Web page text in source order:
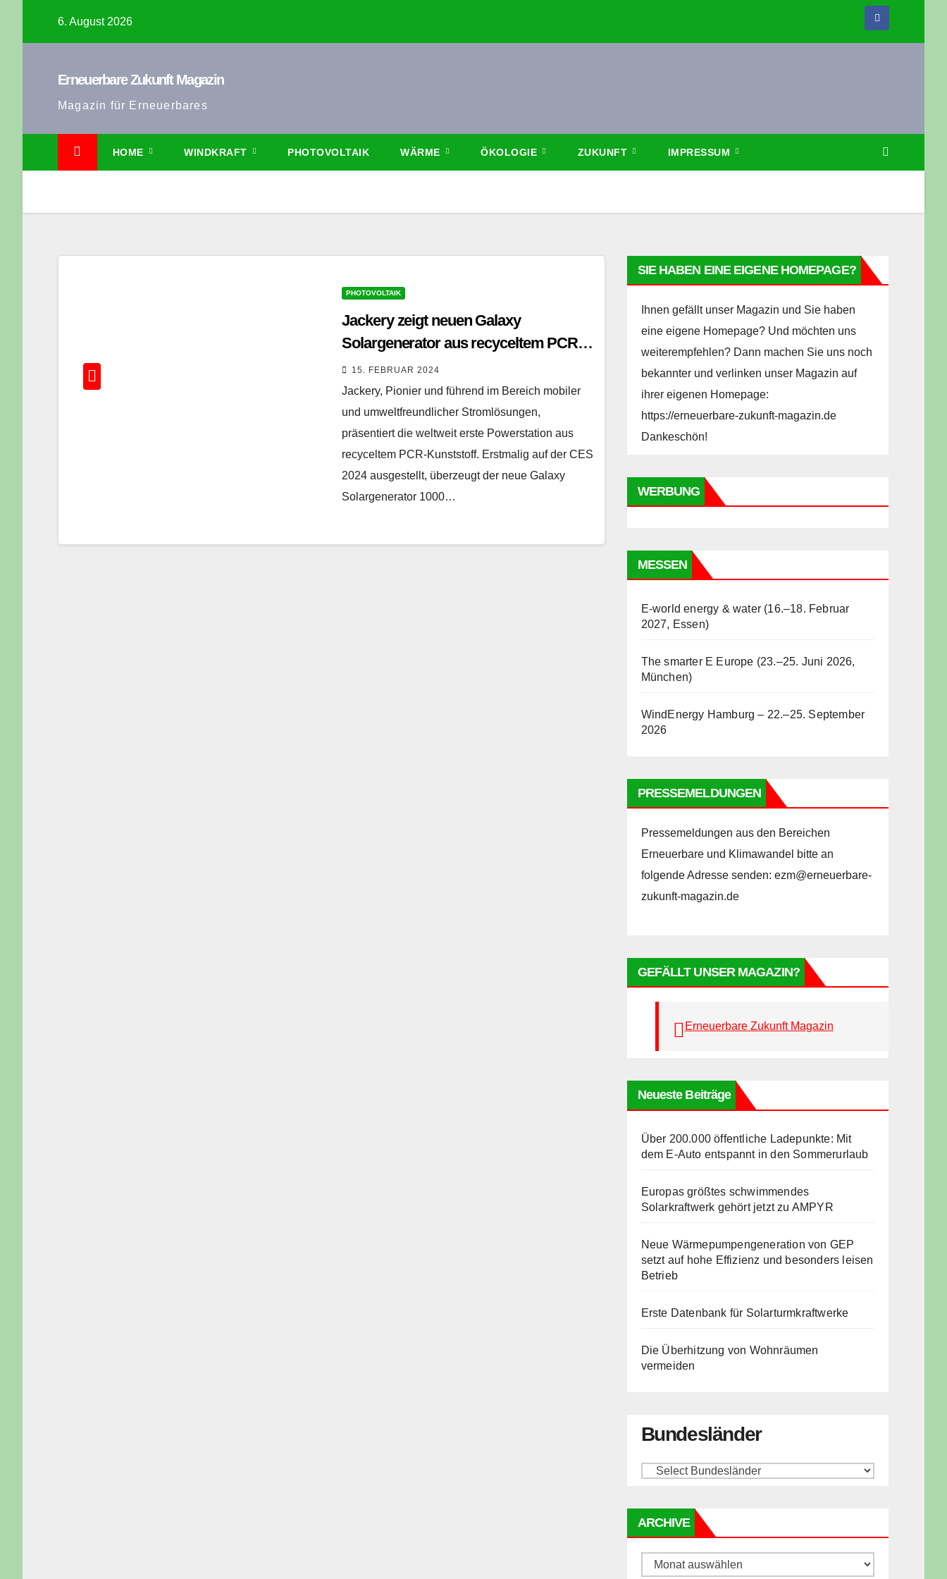
6. August 2026
Erneuerbare Zukunft Magazin
Magazin für Erneuerbares
HOME WINDKRAFT PHOTOVOLTAIK WÄRME ÖKOLOGIE ZUKUNFT IMPRESSUM
PHOTOVOLTAIK
Jackery zeigt neuen Galaxy
Solargenerator aus recyceltem PCR-
Kunststoff
15. FEBRUAR 2024
Jackery, Pionier und führend im Bereich mobiler
und umweltfreundlicher Stromlösungen,
präsentiert die weltweit erste Powerstation aus
recyceltem PCR-Kunststoff. Erstmalig auf der CES
2024 ausgestellt, überzeugt der neue Galaxy
Solargenerator 1000…
SIE HABEN EINE EIGENE HOMEPAGE?
Ihnen gefällt unser Magazin und Sie haben
eine eigene Homepage? Und möchten uns
weiterempfehlen? Dann machen Sie uns noch
bekannter und verlinken unser Magazin auf
ihrer eigenen Homepage:
https://erneuerbare-zukunft-magazin.de
Dankeschön!
WERBUNG
MESSEN
E-world energy & water (16.–18. Februar
2027, Essen)
The smarter E Europe (23.–25. Juni 2026,
München)
WindEnergy Hamburg – 22.–25. September
2026
PRESSEMELDUNGEN
Pressemeldungen aus den Bereichen
Erneuerbare und Klimawandel bitte an
folgende Adresse senden: ezm@erneuerbare-
zukunft-magazin.de
GEFÄLLT UNSER MAGAZIN?
Erneuerbare Zukunft Magazin
Neueste Beiträge
Über 200.000 öffentliche Ladepunkte: Mit
dem E-Auto entspannt in den Sommerurlaub
Europas größtes schwimmendes
Solarkraftwerk gehört jetzt zu AMPYR
Neue Wärmepumpengeneration von GEP
setzt auf hohe Effizienz und besonders leisen
Betrieb
Erste Datenbank für Solarturmkraftwerke
Die Überhitzung von Wohnräumen
vermeiden
Bundesländer
ARCHIVE
Archive